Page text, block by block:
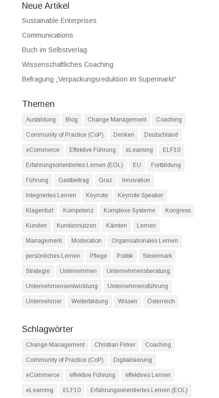
Neue Artikel
Sustainable Enterprises
Communications
Buch im Selbstverlag
Wissenschaftliches Coaching
Befragung „Verpackungsreduktion im Supermarkt“
Themen
Ausbildung Blog Change Management Coaching
Community of Practice (CoP) Denken Deutschland
eCommerce Effektive Führung eLearning ELF10
Erfahrungsorientiertes Lernen (EOL) EU Fortbildung
Führung Gastbeitrag Graz Innovation
Integriertes Lernen Keynote Keynote Speaker
Klagenfurt Kompetenz Komplexe Systeme Kongress
Kunden Kundennutzen Kärnten Lernen
Management Moderation Organisationales Lernen
persönliches Lernen Pflege Politik Steiermark
Strategie Unternehmen Unternehmensberatung
Unternehmensentwicklung Unternehmensführung
Unternehmer Weiterbildung Wissen Österreich
Schlagwörter
Change Management Christian Pirker Coaching
Community of Practice (CoP) Digitalisierung
eCommerce effektive Führung effektives Lernen
eLearning ELF10 Erfahrungsorientiertes Lernen (EOL)